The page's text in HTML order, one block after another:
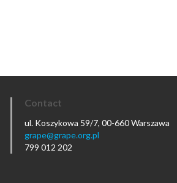
Contact
ul. Koszykowa 59/7, 00-660 Warszawa
grape@grape.org.pl
799 012 202